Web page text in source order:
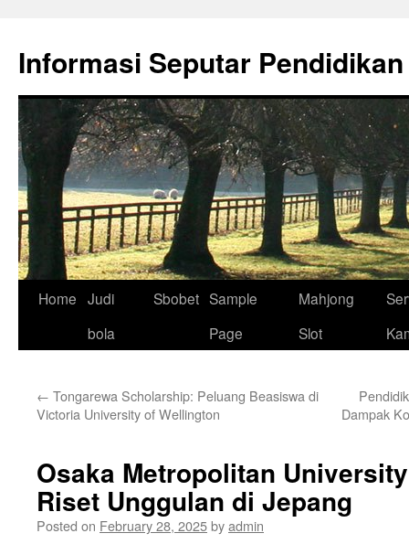
content
Informasi Seputar Pendidikan
Home Judi
bola
Sbobet Sample
Page
Mahjong
Slot
← Tongarewa Scholarship: Peluang Beasiswa di
Victoria University of Wellington
Dampak
Osaka Metropolitan
Riset Unggulan di Jepang
Posted on February 28, 2025byadmin